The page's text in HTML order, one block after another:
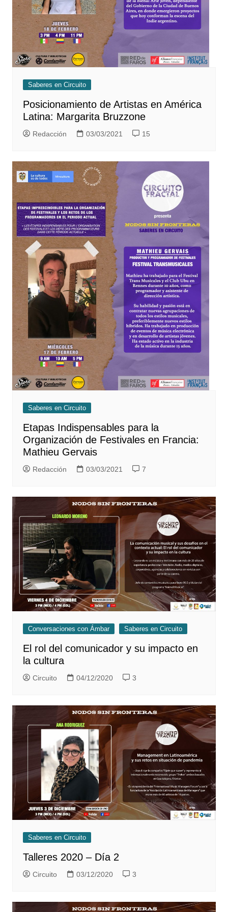
Saberes en Circuito
Posicionamiento de Artistas en América
Latina: Margarita Bruzzone
Redacción 03/03/2021 15
Saberes en Circuito
Etapas Indispensables para la
Organización de Festivales en Francia:
Mathieu Gervais
Redacción 03/03/2021 7
Conversaciones con Ámbar Saberes en Circuito
El rol del comunicador y su impacto en
la cultura
Circuito 04/12/2020 3
Saberes en Circuito
Talleres 2020 – Día 2
Circuito 03/12/2020 3